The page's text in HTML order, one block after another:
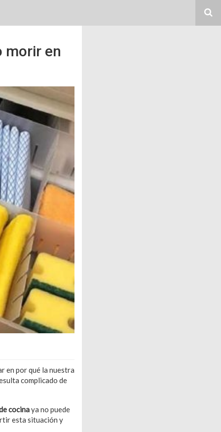
morir en
en por qué la nuestra
complicado de
cocinaya no puede
esta situación y